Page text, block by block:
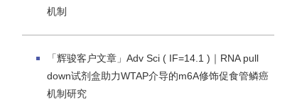
机制
「辉骏客户文章」Adv Sci ( IF=14.1 )｜RNA pull
down试剂盒助力WTAP介导的m6A修饰促食管鳞癌
机制研究